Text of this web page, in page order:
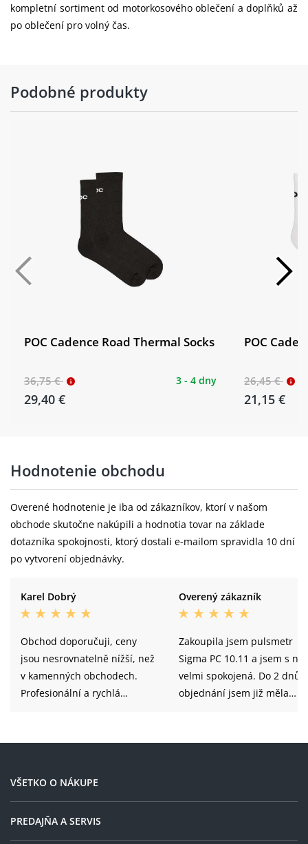
kompletní sortiment od motorkosového oblečení a doplňků až
po oblečení pro volný čas.
Podobné produkty
POC Cadence Road Thermal Socks
36,75 €
29,40 €
3 - 4 dny
POC
26,45 €
21,15 €
Hodnotenie obchodu
Overené hodnotenie je iba od zákazníkov, ktorí v našom
obchode skutočne nakúpili a hodnotia tovar na základe
dotazníka spokojnosti, ktorý dostali e-mailom spravidla 10 dní
po vytvorení objednávky.
Karel Dobrý
Obchod doporučuji, ceny
jsou nesrovnatelně nížší, než
v kamenných obchodech.
Profesionální a rychlá
Overený zákazník
Zakoupila jsem pulsmetr
Sigma PC 10.11 a jsem s
velmi spokojená. Do 2 dnů
objednání jsem již měla
jako dárek pod stromeček.
VŠETKO O NÁKUPE
PREDAJŇA A SERVIS